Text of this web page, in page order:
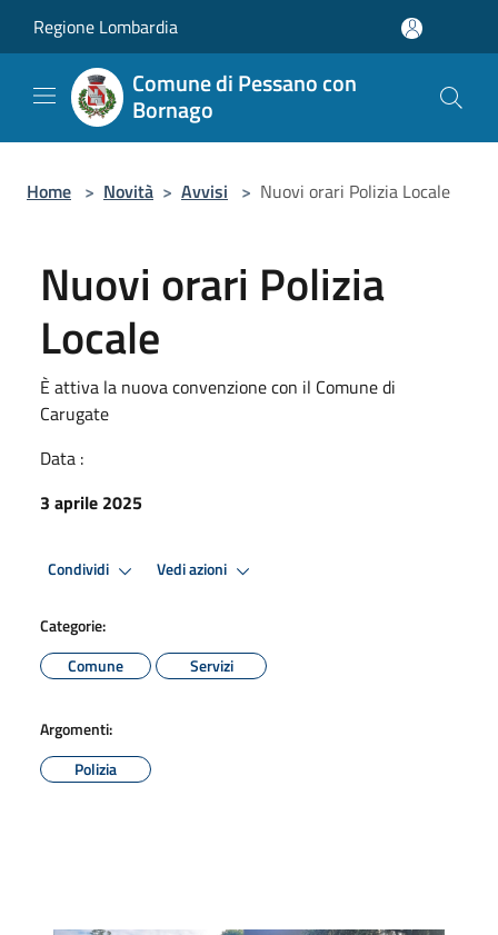
Regione Lombardia
Comune di Pessano con
Bornago
Home > Novità > Avvisi > Nuovi orari Polizia Locale
Nuovi orari Polizia
Locale
È attiva la nuova convenzione con il Comune di
Carugate
Data :
3 aprile 2025
Condividi Vedi azioni
Categorie:
Comune
Servizi
Argomenti:
Polizia